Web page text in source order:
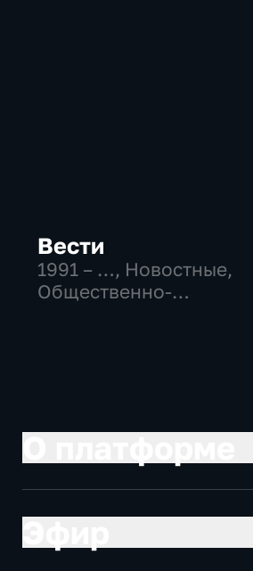
Вести
1991 – …, Новостные,
Общественно-